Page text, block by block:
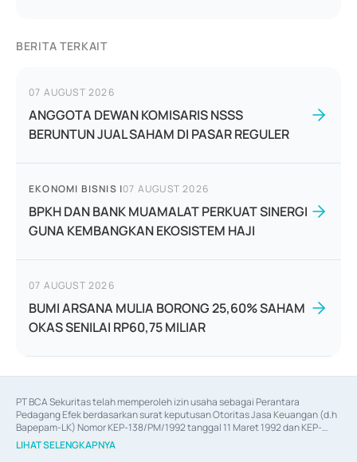
BERITA TERKAIT
07 AUGUST 2026
ANGGOTA DEWAN KOMISARIS NSSS
BERUNTUN JUAL SAHAM DI PASAR REGULER
EKONOMI BISNIS |07 AUGUST 2026
BPKH DAN BANK MUAMALAT PERKUAT SINERGI
GUNA KEMBANGKAN EKOSISTEM HAJI
07 AUGUST 2026
BUMI ARSANA MULIA BORONG 25,60% SAHAM
OKAS SENILAI RP60,75 MILIAR
PT BCA Sekuritas telah memperoleh izin usaha sebagai Perantara
Pedagang Efek berdasarkan surat keputusan Otoritas Jasa Keuangan (d.h
Bapepam-LK) Nomor KEP-138/PM/1992 tanggal 11 Maret 1992 dan KEP-
06/D.04/2014 tanggal 28 Februari 2014, izin usaha sebagai Penjamin Emisi
Efek berdasarkan surat keputusan Otoritas Jasa Keuangan Nomor KEP-
LIHAT SELENGKAPNYA